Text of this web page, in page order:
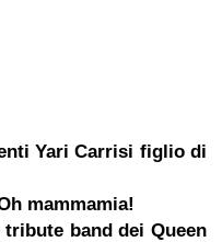
Yari Carrisi figlio di
mammamia!
tribute band dei Queen